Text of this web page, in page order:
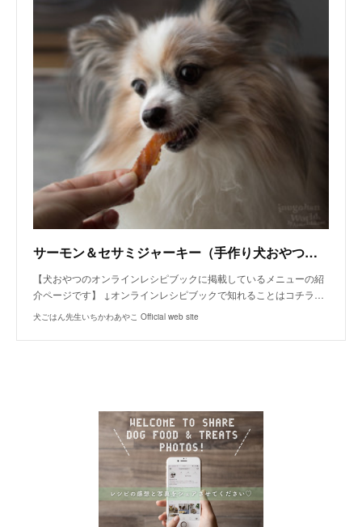
サーモン＆セサミジャーキー（手作り犬おやつレシピ）
【犬おやつのオンラインレシピブックに掲載しているメニューの紹
介ページです】 ↓オンラインレシピブックで知れることはコチラ…
犬ごはん先生いちかわあやこ Official web site